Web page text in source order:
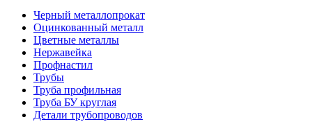
Черный металлопрокат
Оцинкованный металл
Цветные металлы
Нержавейка
Профнастил
Трубы
Труба профильная
Труба БУ круглая
Детали трубопроводов